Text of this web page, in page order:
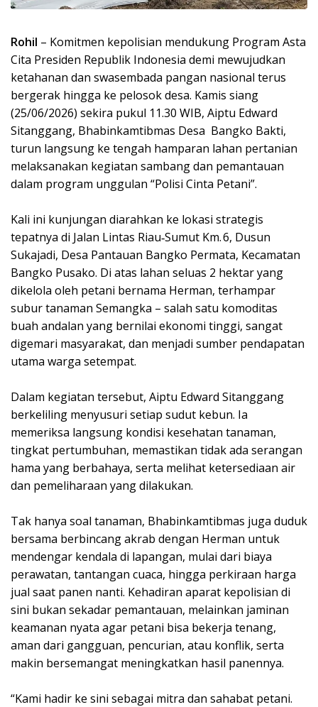
Rohil – Komitmen kepolisian mendukung Program Asta
Cita Presiden Republik Indonesia demi mewujudkan
ketahanan dan swasembada pangan nasional terus
bergerak hingga ke pelosok desa. Kamis siang
(25/06/2026) sekira pukul 11.30 WIB, Aiptu Edward
Sitanggang, Bhabinkamtibmas Desa Bangko Bakti,
turun langsung ke tengah hamparan lahan pertanian
melaksanakan kegiatan sambang dan pemantauan
dalam program unggulan “Polisi Cinta Petani”.
Kali ini kunjungan diarahkan ke lokasi strategis
tepatnya di Jalan Lintas Riau‑Sumut Km. 6, Dusun
Sukajadi, Desa Pantauan Bangko Permata, Kecamatan
Bangko Pusako. Di atas lahan seluas 2 hektar yang
dikelola oleh petani bernama Herman, terhampar
subur tanaman Semangka – salah satu komoditas
buah andalan yang bernilai ekonomi tinggi, sangat
digemari masyarakat, dan menjadi sumber pendapatan
utama warga setempat.
Dalam kegiatan tersebut, Aiptu Edward Sitanggang
berkeliling menyusuri setiap sudut kebun. Ia
memeriksa langsung kondisi kesehatan tanaman,
tingkat pertumbuhan, memastikan tidak ada serangan
hama yang berbahaya, serta melihat ketersediaan air
dan pemeliharaan yang dilakukan.
Tak hanya soal tanaman, Bhabinkamtibmas juga duduk
bersama berbincang akrab dengan Herman untuk
mendengar kendala di lapangan, mulai dari biaya
perawatan, tantangan cuaca, hingga perkiraan harga
jual saat panen nanti. Kehadiran aparat kepolisian di
sini bukan sekadar pemantauan, melainkan jaminan
keamanan nyata agar petani bisa bekerja tenang,
aman dari gangguan, pencurian, atau konflik, serta
makin bersemangat meningkatkan hasil panennya.
“Kami hadir ke sini sebagai mitra dan sahabat petani.